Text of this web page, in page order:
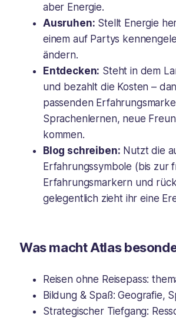
aber Energie.
Ausruhen: Stellt Energie
einem auf Partys
ändern.
Entdecken: Steht in dem
und bezahlt die Kosten –
passenden
Sprachenlernen, neue
kommen.
Blog schreiben: Nutzt die
Erfahrungssymbole (bis zur
Erfahrungsmarkern und
gelegentlich zieht ihr eine
Was macht Atlas
Reisen ohne Reisepass:
Bildung & Spaß: Geografie,
Strategischer Tiefgang: